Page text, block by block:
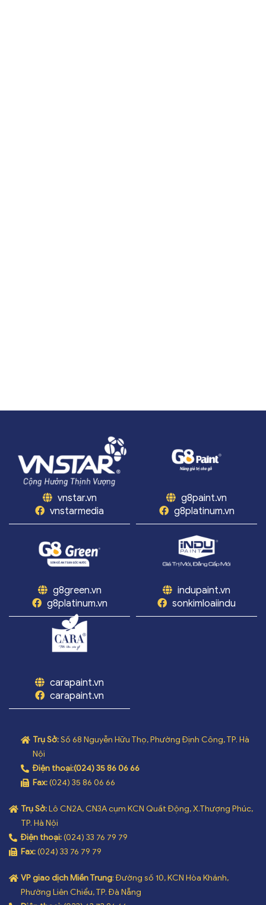
vnstar.vn
vnstarmedia
g8paint.vn
g8platinum.vn
g8green.vn
g8platinum.vn
indupaint.vn
sonkimloaiindu
carapaint.vn
carapaint.vn
Trụ Sở:Số 68 Nguyễn Hữu Thọ, Phường Định Công, TP. Hà
Nội
Điện thoại:(024) 35 86 06 66
Fax:(024) 35 86 06 66
Trụ Sở:Lô CN2A, CN3A cụm KCN Quất Động, X.Thượng Phúc,
TP. Hà Nội
Điện thoại:(024) 33 76 79 79
Fax:(024) 33 76 79 79
VP giao dịch Miền Trung: Đường số 10, KCN Hòa Khánh,
Phường Liên Chiểu, TP. Đà Nẵng